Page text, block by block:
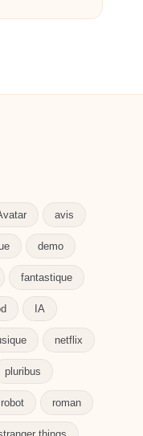
avis
demo
fantastique
IA
netflix
pluribus
robot roman